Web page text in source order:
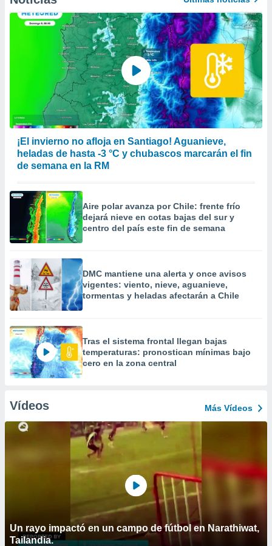
¡El invierno no afloja en Santiago! Aguanieve,
heladas de hasta -3 °C y chubascos marcarán el fin
de semana en la RM
Aire polar avanza por Chile: frente frío
dejará nieve en cotas bajas del sur y
centro del país este fin de semana
DMC mantiene una alerta y once avisos
vigentes: viento, nieve, aguanieve,
tormentas y heladas afectarán a Chile
Tras el sistema frontal llegan bajas
temperaturas: pronostican mínimas bajo
cero en la zona central
Vídeos Más Vídeos
Un rayo impactó en un campo de fútbol en Narathiwat,
Tailandia.